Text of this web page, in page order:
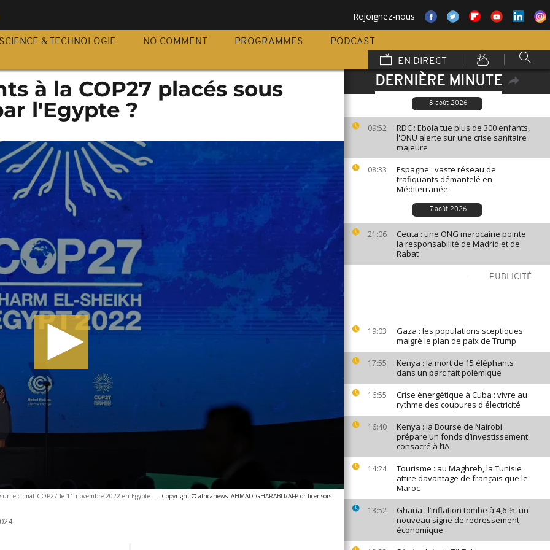
Rejoignez-nous
SCIENCE & TECHNOLOGIE NO COMMENT PROGRAMMES
PODCAST
EN DIRECT
DERNIÈRE MINUTE
8 août 2026
09:52
RDC : Ebola tue plus de 300 enfants,
l'ONU alerte sur une crise sanitaire
majeure
08:33
Espagne : vaste réseau de
trafiquants démantelé en
Méditerranée
7 août 2026
21:06
Ceuta : une ONG marocaine pointe
la responsabilité de Madrid et de
Rabat
PUBLICITÉ
19:03
Gaza : les populations sceptiques
malgré le plan de paix de Trump
17:55
Kenya : la mort de 15 éléphants
dans un parc fait polémique
16:55
Crise énergétique à Cuba : vivre au
rythme des coupures d'électricité
16:40
Kenya : la Bourse de Nairobi
prépare un fonds d’investissement
consacré à l’IA
14:24
Tourisme : au Maghreb, la Tunisie
attire davantage de français que le
Maroc
13:52
Ghana : l’inflation tombe à 4,6 %, un
nouveau signe de redressement
économique
à la COP27 placés sous
l'Egypte ?
le climat COP27 le 11 novembre 2022 en Egypte. - Copyright © africanews AHMAD GHARABLI/AFP or licensors